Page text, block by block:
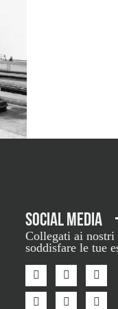
SOCIAL MEDIA
Collegati ai
soddisfare le tue